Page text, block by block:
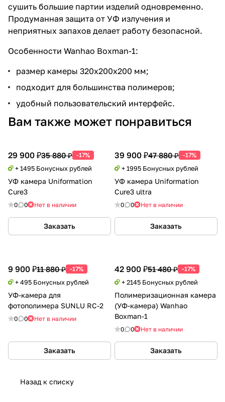
сушить большие партии изделий одновременно.
Продуманная защита от УФ излучения и
неприятных запахов делает работу безопасной.
Особенности Wanhao Boxman-1:
размер камеры 320х200х200 мм;
подходит для большинства полимеров;
удобный пользовательский интерфейс.
Вам также может понравиться
29 900 ₽35 880 ₽ -17%
+ 1495 Бонусных рублей
УФ камера Uniformation
Cure3
0 0 Нет в наличии
Заказать
39 900 ₽47 880 ₽ -17%
+ 1995 Бонусных рублей
УФ камера Uniformation
Cure3 ultra
0 0 Нет в наличии
Заказать
9 900 ₽11 880 ₽ -17%
+ 495 Бонусных рублей
УФ-камера для
фотополимера SUNLU RC-2
0 0 Нет в наличии
Заказать
42 900 ₽51 480 ₽ -17%
+ 2145 Бонусных рублей
Полимеризационная камера
(УФ-камера) Wanhao
Boxman-1
0 0 Нет в наличии
Заказать
Назад к списку